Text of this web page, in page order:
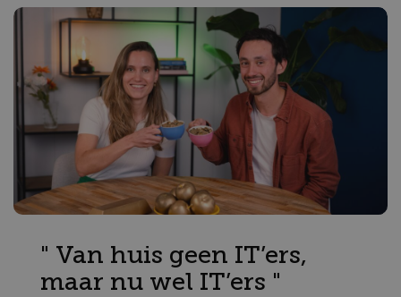
" Van huis geen IT’ers,
maar nu wel IT’ers "